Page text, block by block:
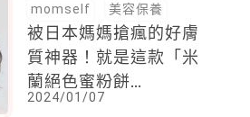
momself 美容保養
被日本媽媽搶瘋的好膚
質神器！就是這款「米
蘭絕色蜜粉餅
2024」，加碼妝前乳
2024/01/07